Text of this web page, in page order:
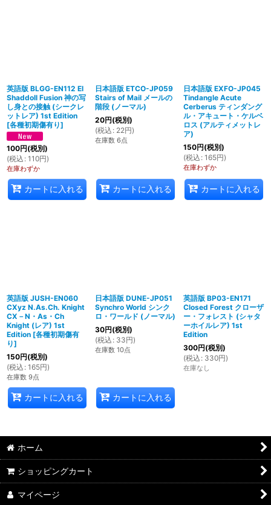
英語版 BLGG-EN112 El
Shaddoll Fusion 神の写
し身との接触 (シークレ
ットレア) 1st Edition
[各種初期傷有り]
100円(税別)
(税込 : 110円)
在庫わずか
カートに入れる
日本語版 ETCO-JP059
Stairs of Mail メールの
階段 (ノーマル)
20円(税別)
(税込 : 22円)
在庫数 6点
カートに入れる
日本語版 EXFO-JP045
Tindangle Acute
Cerberus ティンダング
ル・アキュート・ケルベ
ロス (アルティメットレ
ア)
150円(税別)
(税込 : 165円)
在庫わずか
カートに入れる
英語版 JUSH-EN060
CXyz N.As.Ch. Knight
CX－N・As・Ch
Knight (レア) 1st
Edition [各種初期傷有
り]
150円(税別)
(税込 : 165円)
在庫数 9点
カートに入れる
日本語版 DUNE-JP051
Synchro World シンク
ロ・ワールド (ノーマル)
30円(税別)
(税込 : 33円)
在庫数 10点
カートに入れる
英語版 BP03-EN171
Closed Forest クローザ
ー・フォレスト (シャタ
ーホイルレア) 1st
Edition
300円(税別)
(税込 : 330円)
在庫なし
ホーム
ショッピングカート
マイページ